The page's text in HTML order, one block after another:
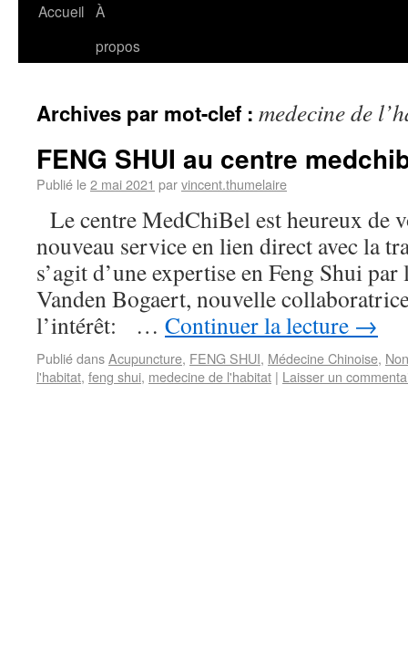
Accueil À
propos
Archives par mot-clef : medecine de
FENG SHUI au centre
Publié le2 mai 2021 parvincent.thumelaire
Le centre MedChiBel est heureux de
nouveau service en lien direct avec la
s’agit d’une expertise en Feng Shui
Vanden Bogaert, nouvelle
l’intérêt: … Continuer la lecture →
Publié dansAcupuncture, FENG SHUI, Médecine Chinoise,
l'habitat, feng shui, medecine de l'habitat | Laisser un